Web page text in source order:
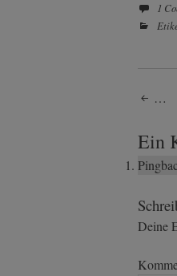
1
Post
…
Ein
Deine